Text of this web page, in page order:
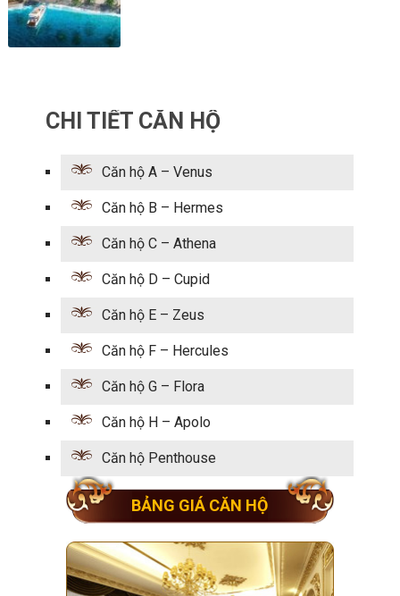
CHI TIẾT CĂN HỘ
Căn hộ A – Venus
Căn hộ B – Hermes
Căn hộ C – Athena
Căn hộ D – Cupid
Căn hộ E – Zeus
Căn hộ F – Hercules
Căn hộ G – Flora
Căn hộ H – Apolo
Căn hộ Penthouse
BẢNG GIÁ CĂN HỘ